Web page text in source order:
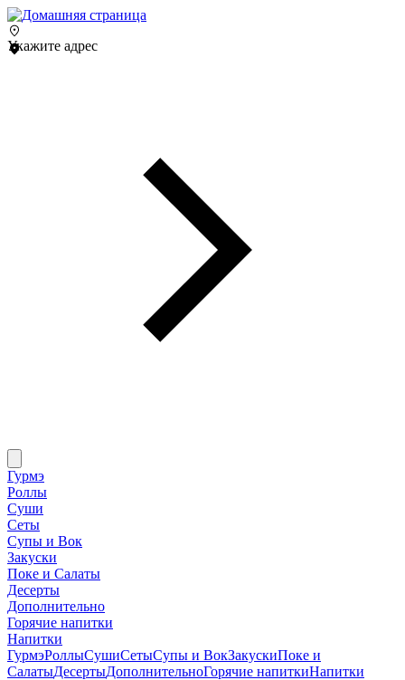
Укажите адрес
Гурмэ
Роллы
Суши
Сеты
Супы и Вок
Закуски
Поке и Салаты
Десерты
Дополнительно
Горячие напитки
Напитки
ГурмэРоллыСушиСетыСупы и ВокЗакускиПоке и
СалатыДесертыДополнительноГорячие напиткиНапитки